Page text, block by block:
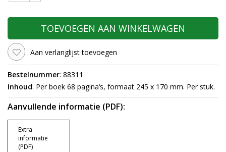
TOEVOEGEN AAN WINKELWAGEN
Aan verlanglijst toevoegen
Bestelnummer: 88311
Inhoud: Per boek 68 pagina‘s, formaat 245 x 170 mm. Per stuk.
Aanvullende informatie (PDF):
Extra
informatie
(PDF)